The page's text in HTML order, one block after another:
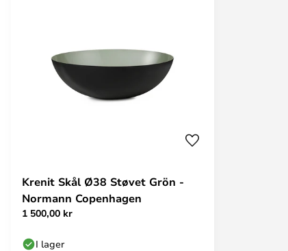
Krenit Skål Ø38 Støvet Grön -
Normann Copenhagen
1 500,00 kr
I lager